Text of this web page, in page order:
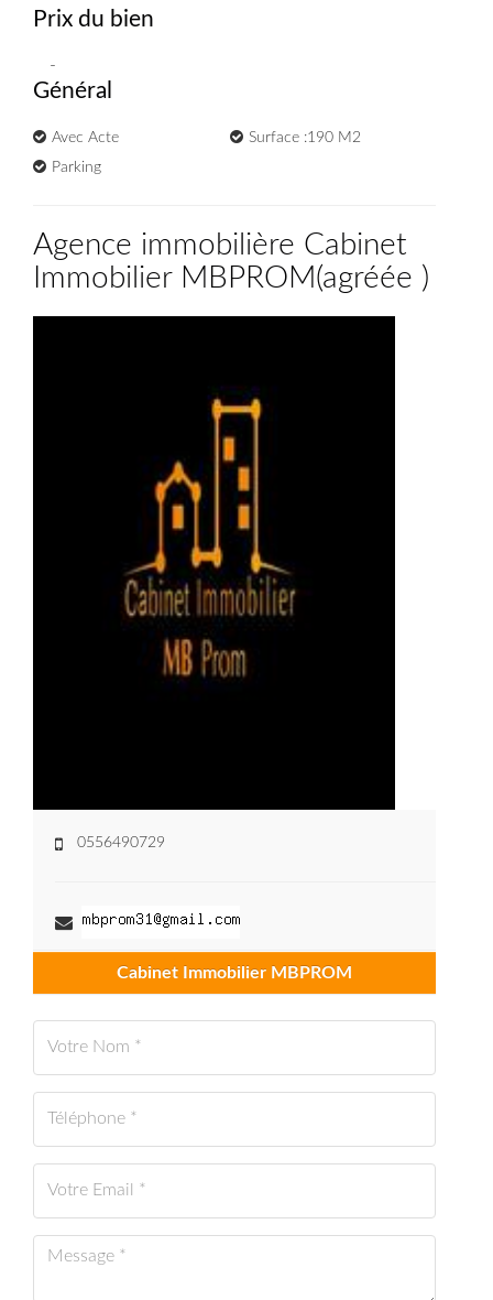
Prix du bien
-
Général
Avec Acte
Surface :190 M2
Parking
Agence immobilière Cabinet
Immobilier MBPROM(agréée )
0556490729
Cabinet Immobilier MBPROM